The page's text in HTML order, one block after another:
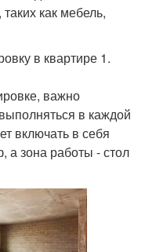
как мебель,
в квартире 1.
важно
в каждой
включать в себя
а зона работы - стол